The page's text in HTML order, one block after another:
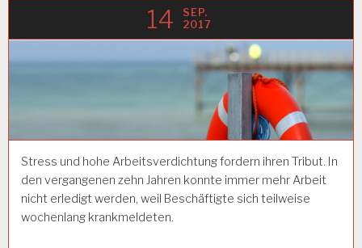
14
SEP.
2017
Stress und hohe Arbeitsverdichtung fordern ihren Tribut. In
den vergangenen zehn Jahren konnte immer mehr Arbeit
nicht erledigt werden, weil Beschäftigte sich teilweise
wochenlang krankmeldeten.